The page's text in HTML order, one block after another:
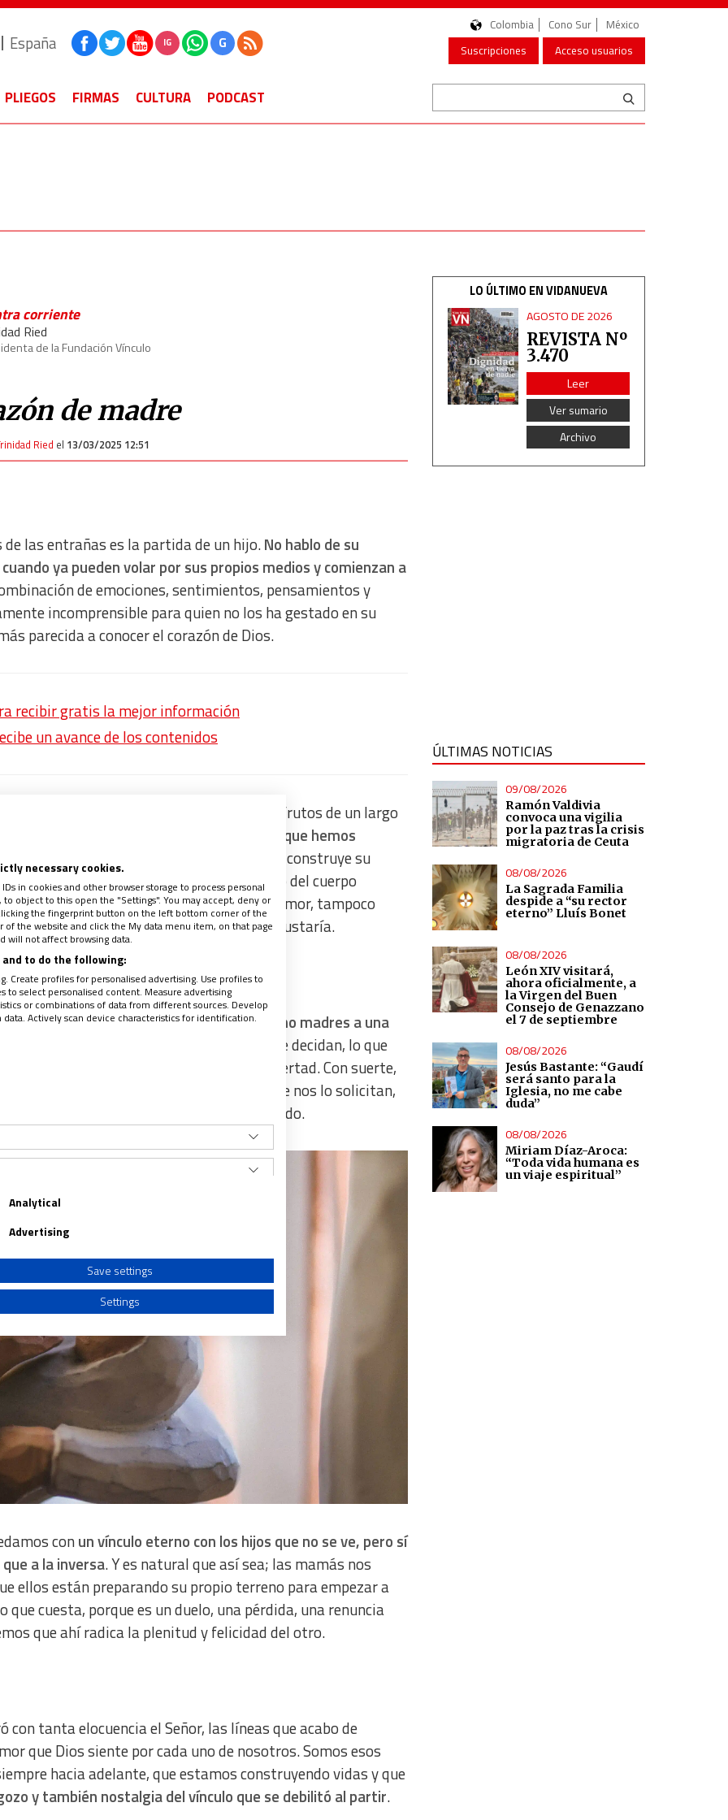
España IG G
Colombia Cono Sur
México
Suscripciones
Acceso usuarios
PLIEGOS FIRMAS CULTURA PODCAST
corriente
Ried
de la Fundación Vínculo
de madre
Ried el 13/03/2025 12:51
las entrañas es la partida de un hijo.No hablo de su
ya pueden volar por sus propios medios y comienzan a
de emociones, sentimientos, pensamientos y
incomprensible para quien no los ha gestado en su
parecida a conocer el corazón de Dios.
recibir gratis la mejor información
un avance de los contenidos
siente una satisfacción intensa al ver los frutos de un largo
el proyecto ya “acabado” de humanidad que hemos
al ver cómo nuestro retoño resuelve y construye su
sentimos que se horada un pedazo del cuerpo
vital que da frío en el alma. No es temor, tampoco
como antes ni cuidarlos como nos gustaría.
y fe en la vida, porquenos expone como madres a una
controlar
. Lo que les suceda, lo que decidan, lo que
sino de su propio discernimiento y libertad. Con suerte,
apoyar y estar disponibles si es que nos lo solicitan,
alas de protección, seguridad y cuidado.
conun vínculo eterno con los hijos que no se ve, pero sí
a la inversa. Y es natural que así sea; las mamás nos
ellos están preparando su propio terreno para empezar a
cuesta, porque es un duelo, una pérdida, una renuncia
que ahí radica la plenitud y felicidad del otro.
tanta elocuencia el Señor, las líneas que acabo de
que Dios siente por cada uno de nosotros. Somos esos
hacia adelante, que estamos construyendo vidas y que
y también nostalgia del vínculo que se debilitó al partir.
LO ÚLTIMO EN VIDANUEVA
AGOSTO DE 2026
REVISTA Nº
3.470
Leer
Ver sumario
Archivo
ÚLTIMAS NOTICIAS
09/08/2026
Ramón Valdivia
convoca una vigilia
por la paz tras la crisis
migratoria de Ceuta
08/08/2026
La Sagrada Familia
despide a “su rector
eterno” Lluís Bonet
08/08/2026
León XIV visitará,
ahora oficialmente, a
la Virgen del Buen
Consejo de Genazzano
el 7 de septiembre
08/08/2026
Jesús Bastante: “Gaudí
será santo para la
Iglesia, no me cabe
duda”
08/08/2026
Miriam Díaz-Aroca:
“Toda vida humana es
un viaje espiritual”
necessary cookies.
in cookies and other browser storage to process personal
object to this open the "Settings". You may accept, deny or
the fingerprint button on the left bottom corner of the
the website and click the My data menu item, on that page
will not affect browsing data.
to do the following:
Create profiles for personalised advertising. Use profiles to
to select personalised content. Measure advertising
or combinations of data from different sources. Develop
Actively scan device characteristics for identification.
from different sources
Analytical
Advertising
Save settings
Settings